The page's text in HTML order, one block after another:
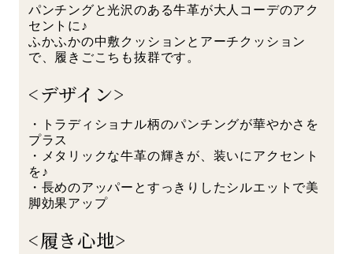
パンチングと光沢のある牛革が大人コーデのアク
セントに♪
ふかふかの中敷クッションとアーチクッション
で、履きごこちも抜群です。
<デザイン>
・トラディショナル柄のパンチングが華やかさを
プラス
・メタリックな牛革の輝きが、装いにアクセント
を♪
・長めのアッパーとすっきりしたシルエットで美
脚効果アップ
<履き心地>